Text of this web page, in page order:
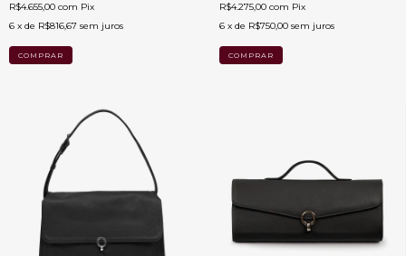
R$4.655,00 com Pix
6 x de R$816,67 sem juros
R$4.275,00 com Pix
6 x de R$750,00 sem juros